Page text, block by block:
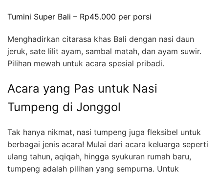
Tumini Super Bali – Rp45.000 per porsi
Menghadirkan citarasa khas Bali dengan nasi daun
jeruk, sate lilit ayam, sambal matah, dan ayam suwir.
Pilihan mewah untuk acara spesial pribadi.
Acara yang Pas untuk Nasi
Tumpeng di Jonggol
Tak hanya nikmat, nasi tumpeng juga fleksibel untuk
berbagai jenis acara! Mulai dari acara keluarga seperti
ulang tahun, aqiqah, hingga syukuran rumah baru,
tumpeng adalah pilihan yang sempurna. Untuk